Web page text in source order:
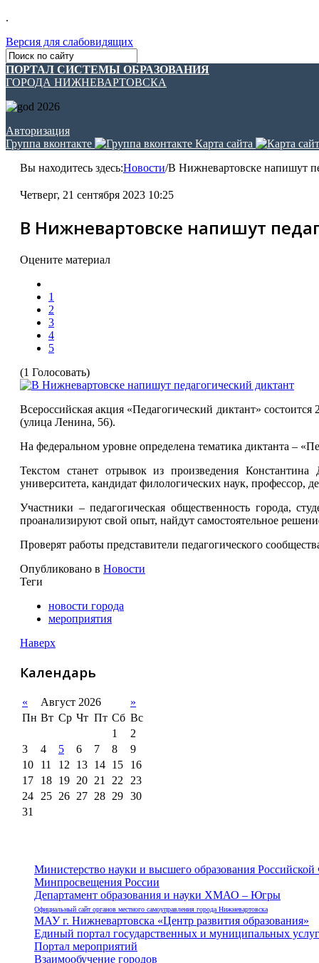
.
Версия для слабовидящих
ПОРТАЛ СИСТЕМЫ ОБРАЗОВАНИЯ
ГОРОДА НИЖНЕВАРТОВСКА
Авторизация
Группа вконтакте
Карта сайта
Вы находитесь здесь:Новости/В Нижневартовске напишут
Четверг, 21 сентября 2023 10:25
В Нижневартовске напишут
Оцените материал
1
2
3
4
5
(1 Голосовать)
Всероссийская акция «Педагогический диктант» состоится
(улица Ленина, 56).
На федеральном уровне определена тематика диктанта –
Текстом станет отрывок из произведения
университета, кандидат филологических наук, профессор,
Участники – педагогическая общественность города,
проанализируют свой опыт, найдут самостоятельное
Проверят работы представители педагогического
Опубликовано в Новости
Теги
новости города
мероприятия
Наверх
Календарь
« Август 2026
»
Пн Вт Ср Чт Пт Сб Вс
1
2
3
4 5 6 7 8
9
10
11 12 13 14 15
16
17
18 19 20 21 22
23
24
25 26 27 28 29 30
31
Министерство науки и высшего образования
Минпросвещения России
Департамент образования и науки ХМАО – Югры
Официальный сайт органов местного самоуправления города Нижневартовска
МАУ г. Нижневартовска «Центр развития образования»
Единый портал государственных и муниципальных услуг
Портал мероприятий
Взаимообучение городов